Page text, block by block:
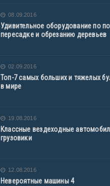
08.09.2016
Удивительное оборудование по
пересадке и обрезанию деревьев
02.09.2016
Топ-7 самых больших и тяжелых
в мире
19.08.2016
Классные вездеходные
грузовики
12.08.2016
Невероятные машины 4